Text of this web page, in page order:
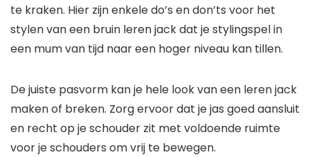
te kraken. Hier zijn enkele do’s en don’ts voor het
stylen van een bruin leren jack dat je stylingspel in
een mum van tijd naar een hoger niveau kan tillen.
De juiste pasvorm kan je hele look van een leren jack
maken of breken. Zorg ervoor dat je jas goed aansluit
en recht op je schouder zit met voldoende ruimte
voor je schouders om vrij te bewegen.